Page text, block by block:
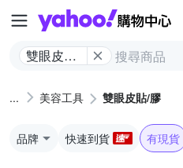
雙眼皮貼/
美容工具 雙眼皮貼/膠
品牌 快速到貨 有現貨